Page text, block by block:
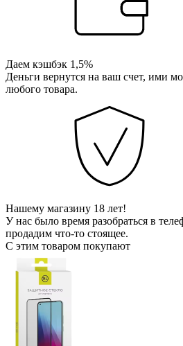
Даем кэшбэк 1,5%
Деньги вернутся на ваш счет, ими
любого товара.
Нашему магазину 18 лет!
У нас было время разобраться в
продадим что-то стоящее.
С этим товаром покупают